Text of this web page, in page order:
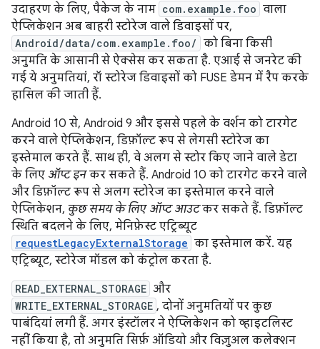
उदाहरण के लिए, पैकेज के नाम com.example.foo वाला
ऐप्लिकेशन अब बाहरी स्टोरेज वाले डिवाइसों पर,
Android/data/com.example.foo/ को बिना किसी
अनुमति के आसानी से ऐक्सेस कर सकता है. एआई से जनरेट की
गई ये अनुमतियां, रॉ स्टोरेज डिवाइसों को FUSE डेमन में रैप करके
हासिल की जाती हैं.
Android 10 से, Android 9 और इससे पहले के वर्शन को टारगेट
करने वाले ऐप्लिकेशन, डिफ़ॉल्ट रूप से लेगसी स्टोरेज का
इस्तेमाल करते हैं. साथ ही, वे अलग से स्टोर किए जाने वाले डेटा
के लिए ऑप्ट इनकर सकते हैं. Android 10 को टारगेट करने वाले
और डिफ़ॉल्ट रूप से अलग स्टोरेज का इस्तेमाल करने वाले
ऐप्लिकेशन, कुछ समय के लिए ऑप्ट आउटकर सकते हैं. डिफ़ॉल्ट
स्थिति बदलने के लिए, मेनिफ़ेस्ट एट्रिब्यूट
requestLegacyExternalStorage का इस्तेमाल करें. यह
एट्रिब्यूट, स्टोरेज मॉडल को कंट्रोल करता है.
READ_EXTERNAL_STORAGE और
WRITE_EXTERNAL_STORAGE , दोनों अनुमतियों पर कुछ
पाबंदियां लगी हैं. अगर इंस्टॉलर ने ऐप्लिकेशन को व्हाइटलिस्ट
नहीं किया है, तो अनुमति सिर्फ़ ऑडियो और विज़ुअल कलेक्शन